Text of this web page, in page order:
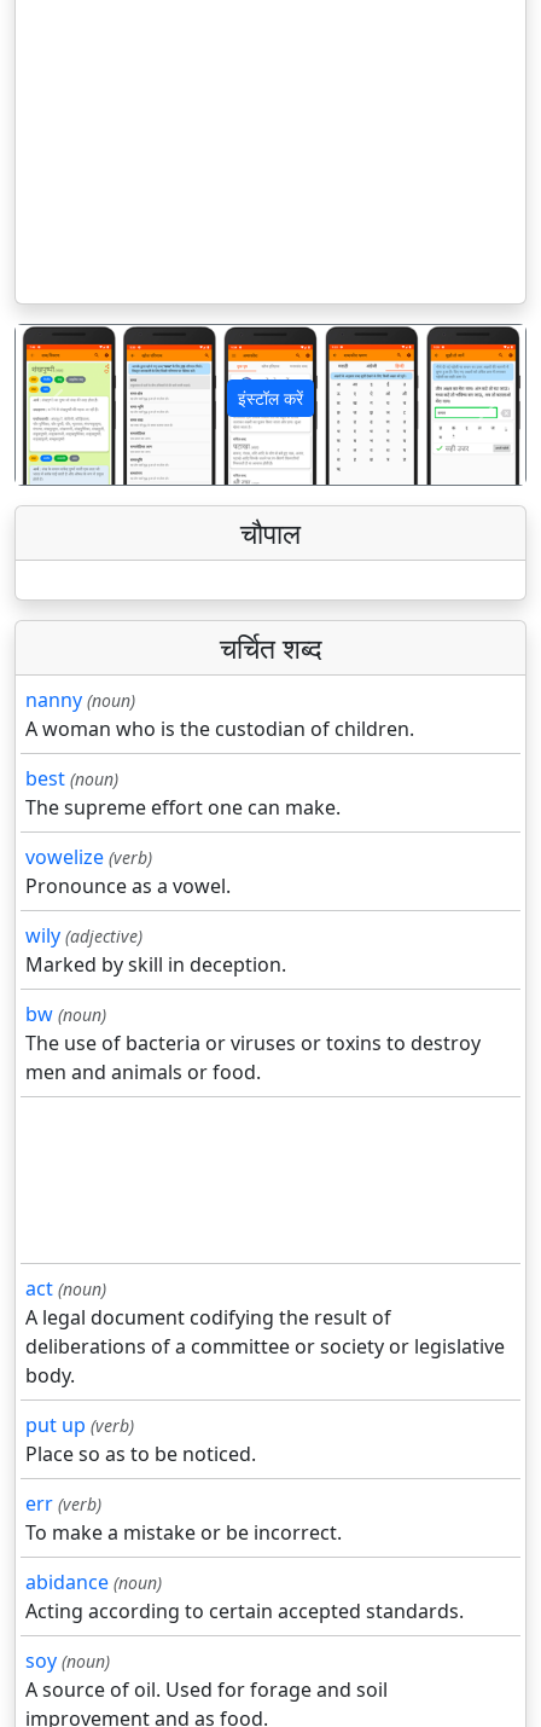
इंस्टॉल करें
पिछला अगला
चौपाल
चर्चित शब्द
nanny (noun)
A woman who is the custodian of children.
best (noun)
The supreme effort one can make.
vowelize (verb)
Pronounce as a vowel.
wily (adjective)
Marked by skill in deception.
bw (noun)
The use of bacteria or viruses or toxins to destroy
men and animals or food.
act (noun)
A legal document codifying the result of
deliberations of a committee or society or legislative
body.
put up (verb)
Place so as to be noticed.
err (verb)
To make a mistake or be incorrect.
abidance (noun)
Acting according to certain accepted standards.
soy (noun)
A source of oil. Used for forage and soil
improvement and as food.